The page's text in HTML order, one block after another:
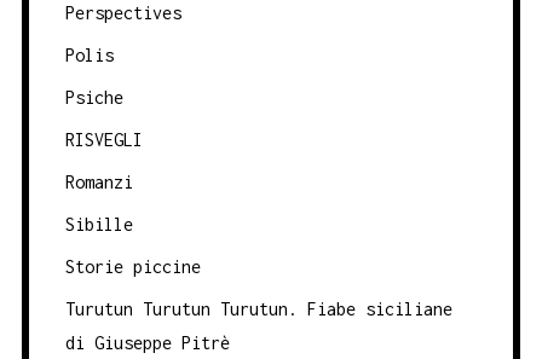
Perspectives
Polis
Psiche
RISVEGLI
Romanzi
Sibille
Storie piccine
Turutun Turutun Turutun. Fiabe siciliane
di Giuseppe Pitrè